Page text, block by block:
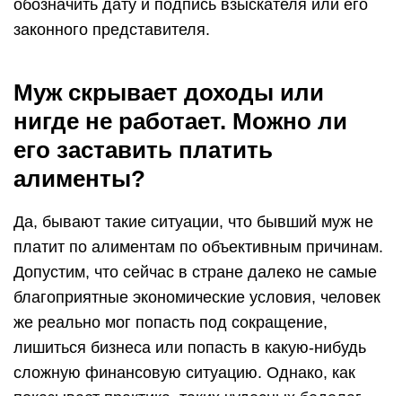
обозначить дату и подпись взыскателя или его
законного представителя.
Муж скрывает доходы или
нигде не работает. Можно ли
его заставить платить
алименты?
Да, бывают такие ситуации, что бывший муж не
платит по алиментам по объективным причинам.
Допустим, что сейчас в стране далеко не самые
благоприятные экономические условия, человек
же реально мог попасть под сокращение,
лишиться бизнеса или попасть в какую-нибудь
сложную финансовую ситуацию. Однако, как